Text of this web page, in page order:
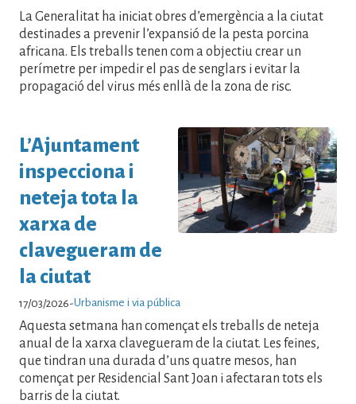
La Generalitat ha iniciat obres d’emergència a la ciutat
destinades a prevenir l’expansió de la pesta porcina
africana. Els treballs tenen com a objectiu crear un
perímetre per impedir el pas de senglars i evitar la
propagació del virus més enllà de la zona de risc.
L’Ajuntament
inspecciona i
neteja tota la
xarxa de
clavegueram de
la ciutat
17/03/2026-Urbanisme i via pública
Aquesta setmana han començat els treballs de neteja
anual de la xarxa clavegueram de la ciutat. Les feines,
que tindran una durada d’uns quatre mesos, han
començat per Residencial Sant Joan i afectaran tots els
barris de la ciutat.